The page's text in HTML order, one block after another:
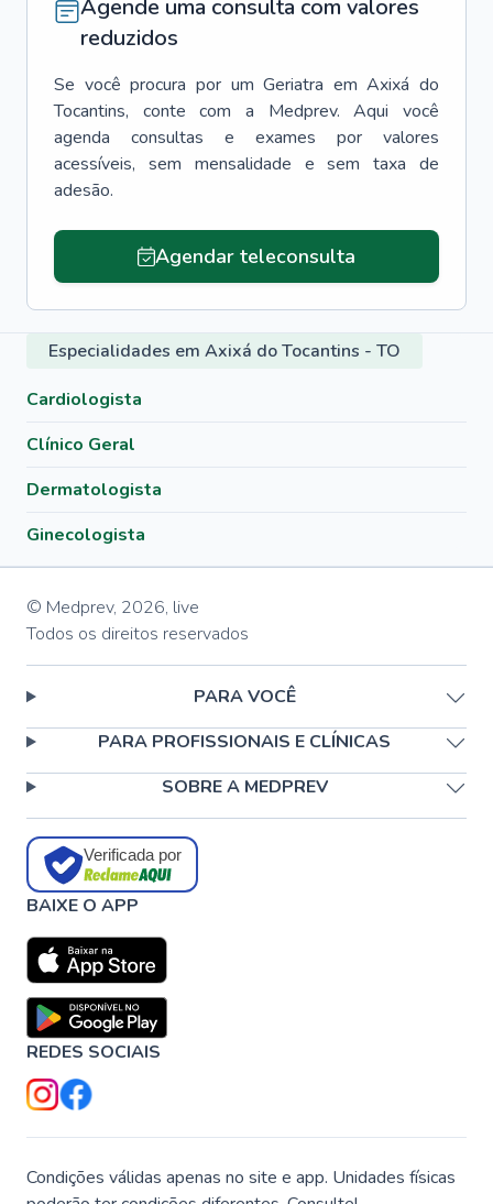
Agende uma consulta com valores
reduzidos
Se você procura por um Geriatra em Axixá do
Tocantins, conte com a Medprev. Aqui você
agenda consultas e exames por valores
acessíveis, sem mensalidade e sem taxa de
adesão.
Agendar teleconsulta
Especialidades em Axixá do Tocantins - TO
Cardiologista
Clínico Geral
Dermatologista
Ginecologista
© Medprev, 2026, live
Todos os direitos reservados
PARA VOCÊ
PARA PROFISSIONAIS E CLÍNICAS
SOBRE A MEDPREV
Verificada por
BAIXE O APP
REDES SOCIAIS
Condições válidas apenas no site e app. Unidades físicas